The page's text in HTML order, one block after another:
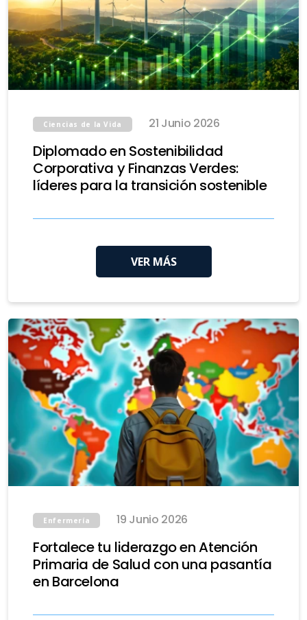
Ciencias de la Vida 21 Junio 2026
Diplomado en Sostenibilidad
Corporativa y Finanzas Verdes:
líderes para la transición sostenible
VER MÁS
Enfermería 19 Junio 2026
Fortalece tu liderazgo en Atención
Primaria de Salud con una pasantía
en Barcelona